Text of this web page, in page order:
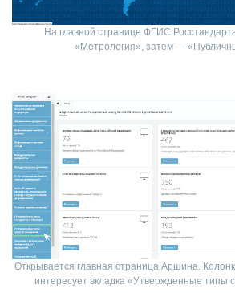
На главной странице ФГИС
«Метрология», затем —
Открывается главная страница Аршина.
интересует вкладка «Утвержденные типы